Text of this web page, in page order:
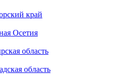
край
Осетия
область
область